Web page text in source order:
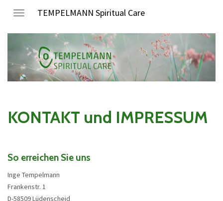
Toggle TEMPELMANN Spiritual Care
KONTAKT und IMPRESSUM
So erreichen Sie uns
Inge Tempelmann
Frankenstr. 1
D-58509 Lüdenscheid